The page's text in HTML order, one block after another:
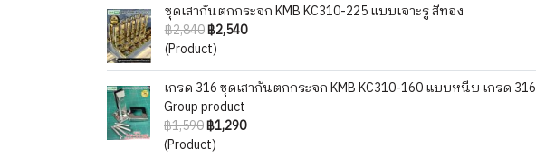
ชุดเสากันตกกระจก KMB KC310-225 แบบเจาะรู สีทอง
฿2,840฿2,540
(Product)
เกรด 316 ชุดเสากันตกกระจก KMB KC310-160 แบบหนีบ เกรด 316
Group product
฿1,590฿1,290
(Product)